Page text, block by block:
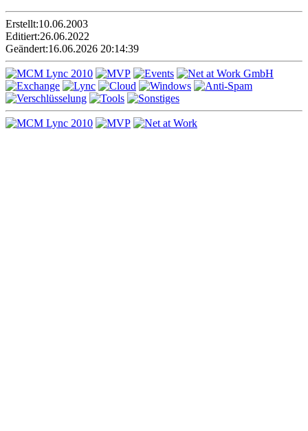
Erstellt:10.06.2003
Editiert:26.06.2022
Geändert:16.06.2026 20:14:39